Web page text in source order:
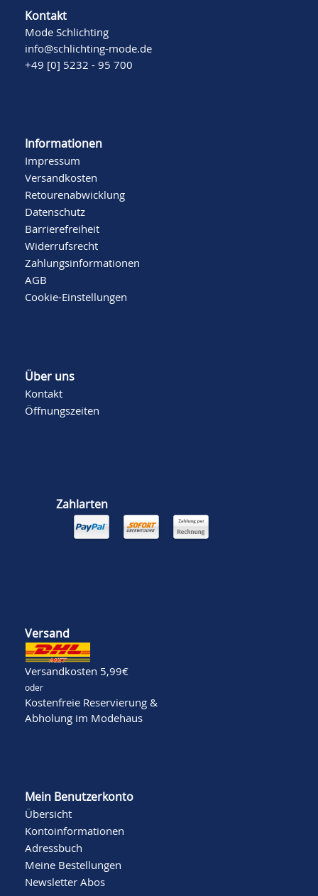
Kontakt
Mode Schlichting
info@schlichting-mode.de
+49 [0] 5232 - 95 700
Informationen
Impressum
Versandkosten
Retourenabwicklung
Datenschutz
Barrierefreiheit
Widerrufsrecht
Zahlungsinformationen
AGB
Cookie-Einstellungen
Über uns
Kontakt
Öffnungszeiten
Zahlarten
Versand
Versandkosten 5,99€
oder
Kostenfreie Reservierung &
Abholung im Modehaus
Mein Benutzerkonto
Übersicht
Kontoinformationen
Adressbuch
Meine Bestellungen
Newsletter Abos